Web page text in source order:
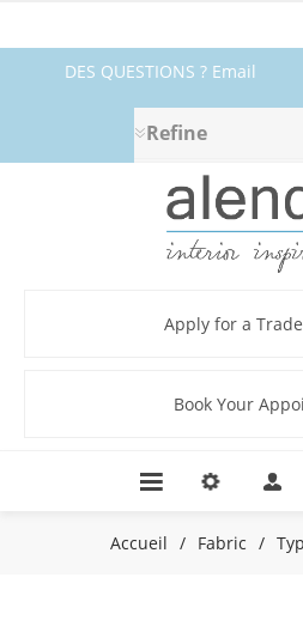
DES QUESTIONS ? Email
fabrics@alendel.com
1.800.387.9968 ★ SERVICE ★
QUALITÉ ★ EN STOCK
Refine
Apply for a
Book Your
Accueil / Fabric /